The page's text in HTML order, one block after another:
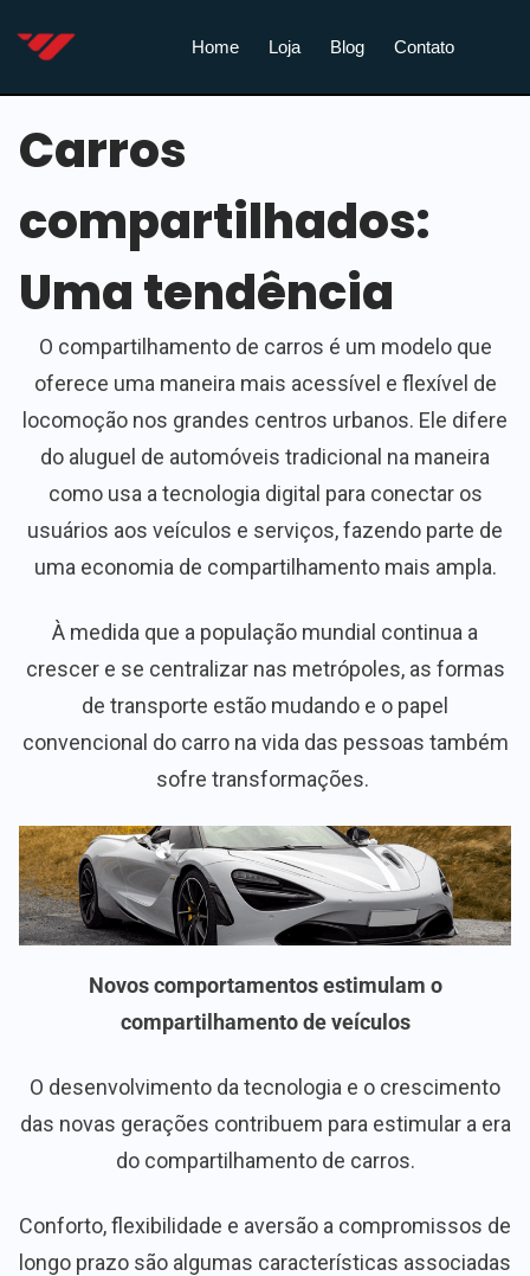
Home Loja Blog Contato
Carros
compartilhados:
Uma tendência
O compartilhamento de carros é um modelo que
oferece uma maneira mais acessível e flexível de
locomoção nos grandes centros urbanos. Ele difere
do aluguel de automóveis tradicional na maneira
como usa a tecnologia digital para conectar os
usuários aos veículos e serviços, fazendo parte de
uma economia de compartilhamento mais ampla.
À medida que a população mundial continua a
crescer e se centralizar nas metrópoles, as formas
de transporte estão mudando e o papel
convencional do carro na vida das pessoas também
sofre transformações.
Novos comportamentos estimulam o
compartilhamento de veículos
O desenvolvimento da tecnologia e o crescimento
das novas gerações contribuem para estimular a era
do compartilhamento de carros.
Conforto, flexibilidade e aversão a compromissos de
longo prazo são algumas características associadas